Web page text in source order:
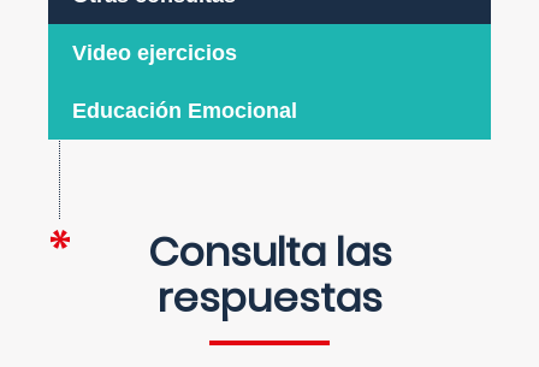
Video ejercicios
Educación Emocional
Consulta las
respuestas